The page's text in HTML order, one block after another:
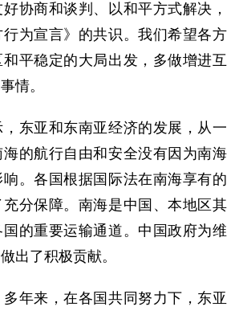
协商和谈判、以和平方式解决，
为宣言》的共识。我们希望各方
平稳定的大局出发，多做增进互
情。
亚和东南亚经济的发展，从一
的航行自由和安全没有因为南海
。各国根据国际法在南海享有的
分保障。南海是中国、本地区其
的重要运输通道。中国政府为维
出了积极贡献。
来，在各国共同努力下，东亚